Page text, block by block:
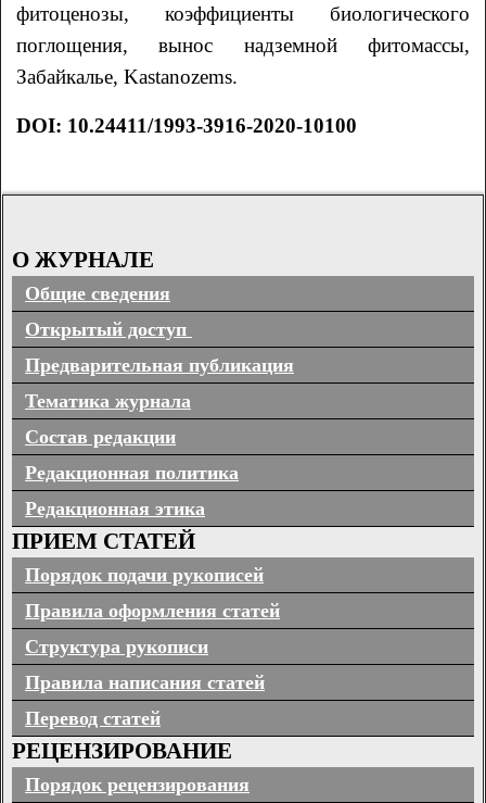
фитоценозы, коэффициенты биологического
поглощения, вынос надземной фитомассы,
Забайкалье, Kastanozems.
DOI: 10.24411/1993-3916-2020-10100
О ЖУРНАЛЕ
Общие сведения
Открытый доступ
Предварительная публикация
Тематика журнала
Состав редакции
Редакционная политика
Редакционная этика
ПРИЕМ СТАТЕЙ
Порядок подачи рукописей
Правила оформления статей
Структура рукописи
Правила написания статей
Перевод статей
РЕЦЕНЗИРОВАНИЕ
Порядок рецензирования